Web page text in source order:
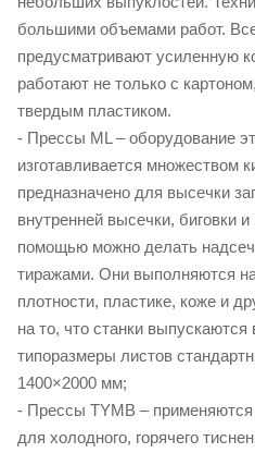
большими объемами работ.
предусматривают усиленную
работают не только с
твердым пластиком.
- Прессы ML – оборудование
изготавливается множеством
предназначено для высечки
внутренней высечки, биговки
помощью можно делать
тиражами. Они выполняются
плотности, пластике, коже и
на то, что станки
типоразмеры листов
1400×2000 мм;
- Прессы TYMB –
для холодного, горячего